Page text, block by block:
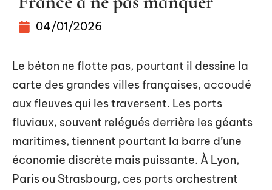
04/01/2026
Le béton ne flotte pas, pourtant il dessine la
carte des grandes villes françaises, accoudé
aux fleuves qui les traversent. Les ports
fluviaux, souvent relégués derrière les géants
maritimes, tiennent pourtant la barre d’une
économie discrète mais puissante. À Lyon,
Paris ou Strasbourg, ces ports orchestrent